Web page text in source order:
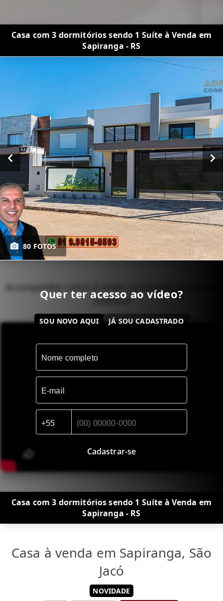
Casa com 3 dormitórios sendo 1 Suíte à Venda em
Sapiranga - RS
80 FOTOS
Quer ter acesso ao vídeo?
SOU NOVO AQUI JÁ SOU CADASTRADO
Cadastrar-se
Acompanhe como é Viver no Imóvel dos Seus
Sonhos!
Casa com 3 dormitórios sendo 1 Suíte à Venda em
Sapiranga - RS
Casa à venda em Sapiranga, São
Jacó
NOVIDADE